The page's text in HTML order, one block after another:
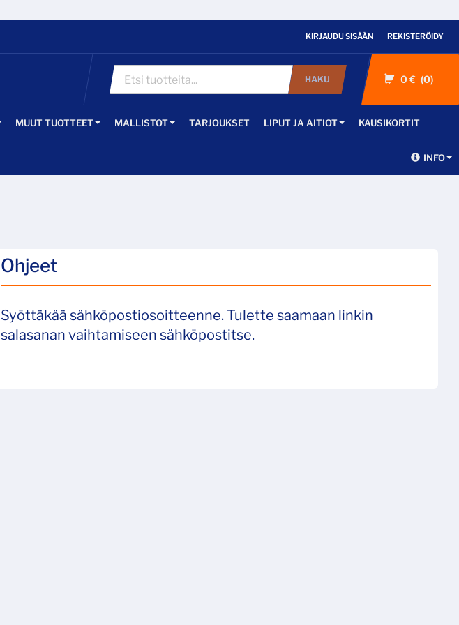
KIRJAUDU SISÄÄN REKISTERÖIDY
HAKU 0 € 0
MUUT TUOTTEET MALLISTOT TARJOUKSET LIPUT JA AITIOT KAUSIKORTIT
INFO
Ohjeet
Syöttäkää sähköpostiosoitteenne. Tulette saamaan linkin
salasanan vaihtamiseen sähköpostitse.